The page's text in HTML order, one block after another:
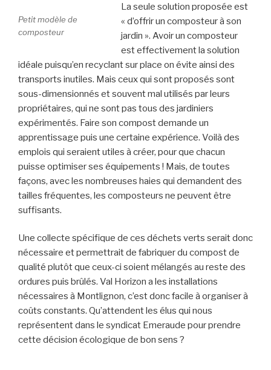
Petit modèle de
composteur
La seule solution proposée est
« d’offrir un composteur à son
jardin ». Avoir un composteur
est effectivement la solution
idéale puisqu’en recyclant sur place on évite ainsi des
transports inutiles. Mais ceux qui sont proposés sont
sous-dimensionnés et souvent mal utilisés par leurs
propriétaires, qui ne sont pas tous des jardiniers
expérimentés. Faire son compost demande un
apprentissage puis une certaine expérience. Voilà des
emplois qui seraient utiles à créer, pour que chacun
puisse optimiser ses équipements ! Mais, de toutes
façons, avec les nombreuses haies qui demandent des
tailles fréquentes, les composteurs ne peuvent être
suffisants.
Une collecte spécifique de ces déchets verts serait donc
nécessaire et permettrait de fabriquer du compost de
qualité plutôt que ceux-ci soient mélangés au reste des
ordures puis brûlés. Val Horizon a les installations
nécessaires à Montlignon, c’est donc facile à organiser à
coûts constants. Qu’attendent les élus qui nous
représentent dans le syndicat Emeraude pour prendre
cette décision écologique de bon sens ?